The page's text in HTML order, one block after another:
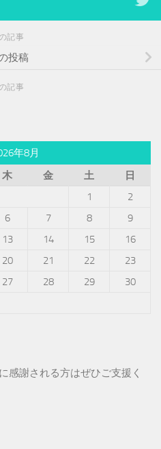
記事
投稿
記事
年8月
木 金 土
日
1
2
6 7 8
9
13 14 15
16
20 21 22
23
27 28 29
30
感謝される方はぜひご支援く